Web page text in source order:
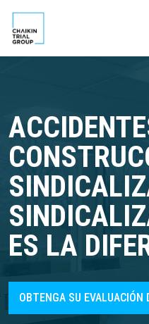
ES LA
OBTENGA SU EVALUACIÓN